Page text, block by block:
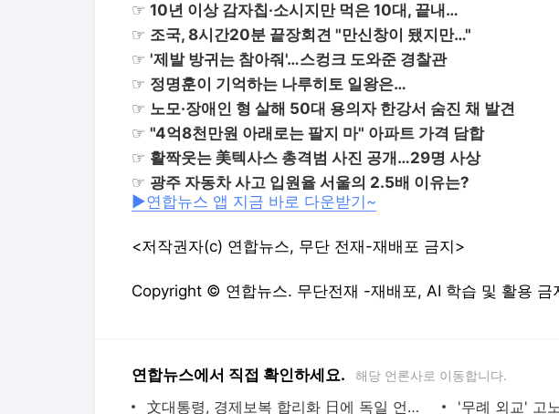
☞ 10년 이상 감자칩·소시지만 먹은 10대, 끝내…
☞ 조국, 8시간20분 끝장회견 "만신창이 됐지만…"
☞ '제발 방귀는 참아줘'…스컹크 도와준 경찰관
☞ 정명훈이 기억하는 나루히토 일왕은…
☞ 노모·장애인 형 살해 50대 용의자 한강서 숨진 채 발견
☞ "4억8천만원 아래로는 팔지 마" 아파트 가격 담합
☞ 활짝웃는 美텍사스 총격범 사진 공개…29명 사상
☞ 광주 자동차 사고 입원율 서울의 2.5배 이유는?
▶연합뉴스 앱 지금 바로 다운받기~
<저작권자(c) 연합뉴스, 무단 전재-재배포 금지>
Copyright © 연합뉴스. 무단전재 -재배포, AI 학습 및 활용 금
연합뉴스에서 직접 확인하세요. 해당 언론사로 이동합니다.
文대통령, 경제보복 합리화 日에 독일 언급하며 "정직하라" 일침(종합)